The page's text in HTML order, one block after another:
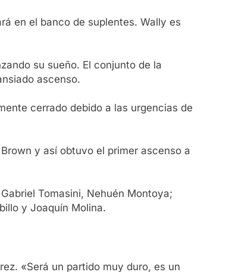
en el banco de suplentes. Wally es
su sueño. El conjunto de la
ascenso.
cerrado debido a las urgencias de
y así obtuvo el primer ascenso a
Tomasini, Nehuén Montoya;
y Joaquín Molina.
«Será un partido muy duro, es un